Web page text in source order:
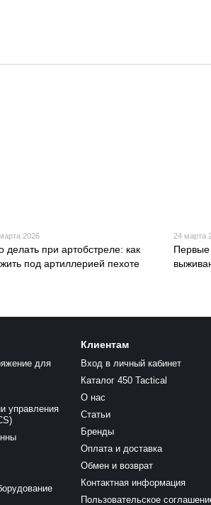
2026
делать при артобстреле: как
под артиллерией пехоте
24 марта
Первые
для
управления
Клиентам
Вход в личный кабинет
Каталог 450 Tactical
О нас
Статьи
Бренды
Оплата и доставка
Обмен и возврат
Контактная информация
Пользовательское